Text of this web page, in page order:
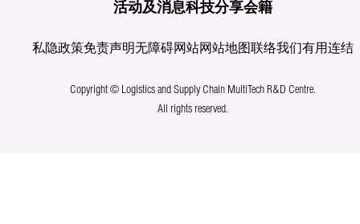
活动及消息科技分享会籍
私隐政策免责声明无障碍网站网站地图联络我们有用连结
Copyright © Logistics and Supply Chain MultiTech R&D Centre.
All rights reserved.